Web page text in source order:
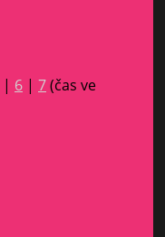
| 6 | 7(čas ve